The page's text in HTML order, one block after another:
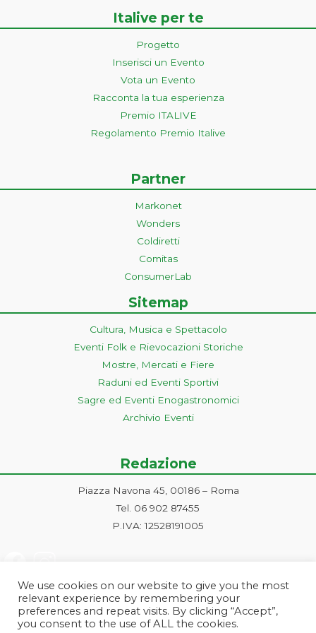
Italive per te
Progetto
Inserisci un Evento
Vota un Evento
Racconta la tua esperienza
Premio ITALIVE
Regolamento Premio Italive
Partner
Markonet
Wonders
Coldiretti
Comitas
ConsumerLab
Sitemap
Cultura, Musica e Spettacolo
Eventi Folk e Rievocazioni Storiche
Mostre, Mercati e Fiere
Raduni ed Eventi Sportivi
Sagre ed Eventi Enogastronomici
Archivio Eventi
Redazione
Piazza Navona 45, 00186 – Roma
Tel. 06 902 87455
P.IVA: 12528191005
We use cookies on our website to give you the most
relevant experience by remembering your
preferences and repeat visits. By clicking “Accept”,
you consent to the use of ALL the cookies.